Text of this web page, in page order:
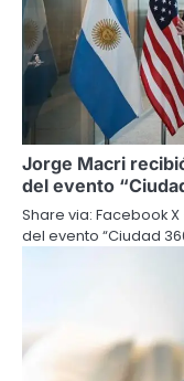
Jorge Macri
del evento
Share via: Facebook
del evento “Ciudad